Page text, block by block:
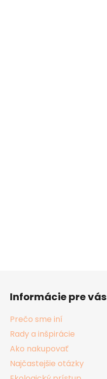
Informácie pre vás
Prečo sme iní
Rady a inšpirácie
Ako nakupovať
Najčastejšie otázky